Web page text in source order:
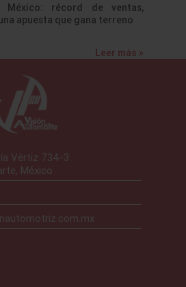
récord de ventas,
apuesta que gana terreno
Leer más »
Vértiz 734-3
México